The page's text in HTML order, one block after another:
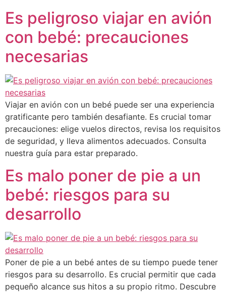
Es peligroso viajar en avión
con bebé: precauciones
necesarias
Viajar en avión con un bebé puede ser una experiencia
gratificante pero también desafiante. Es crucial tomar
precauciones: elige vuelos directos, revisa los requisitos
de seguridad, y lleva alimentos adecuados. Consulta
nuestra guía para estar preparado.
Es malo poner de pie a un
bebé: riesgos para su
desarrollo​
Poner de pie a un bebé antes de su tiempo puede tener
riesgos para su desarrollo. Es crucial permitir que cada
pequeño alcance sus hitos a su propio ritmo. Descubre